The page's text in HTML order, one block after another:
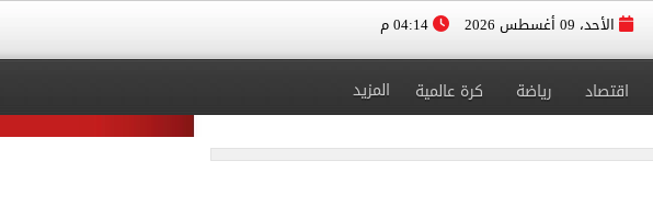
الأحد، 09 أغسطس 2026
اقتصاد رياضة كرة عالمية المزيد